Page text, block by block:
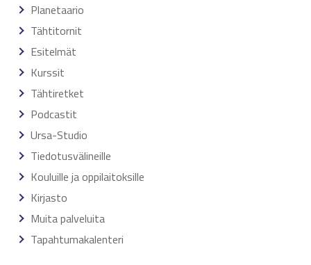
Planetaario
Tähtitornit
Esitelmät
Kurssit
Tähtiretket
Podcastit
Ursa-Studio
Tiedotusvälineille
Kouluille ja oppilaitoksille
Kirjasto
Muita palveluita
Tapahtumakalenteri